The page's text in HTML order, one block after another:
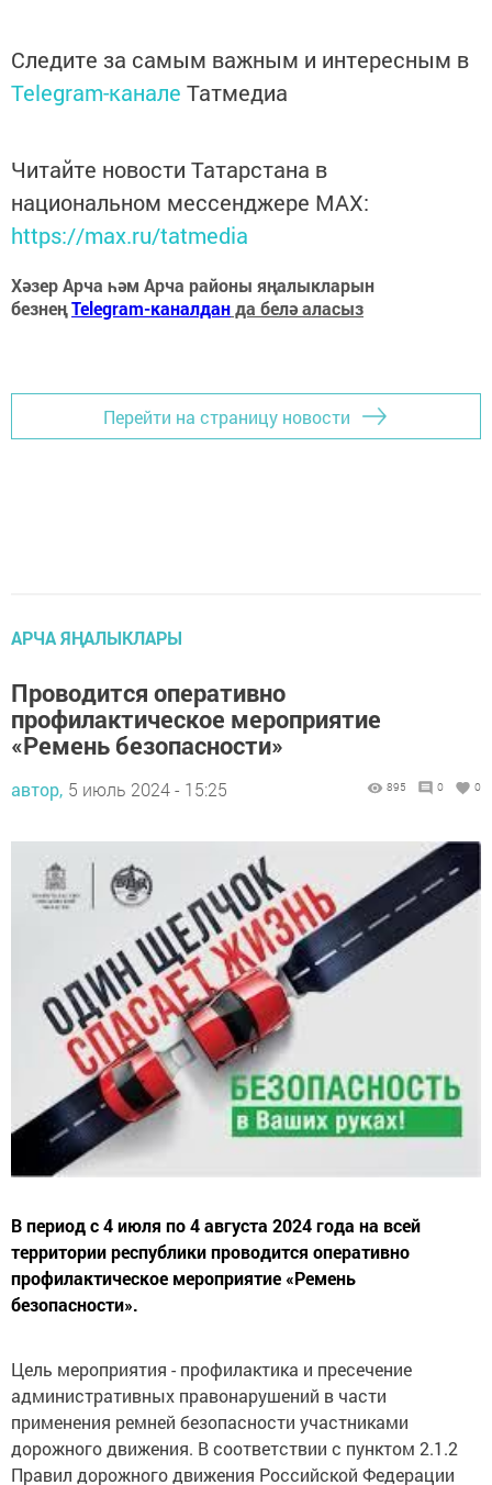
Следите за самым важным и интересным в
Telegram-канале Татмедиа
Читайте новости Татарстана в
национальном мессенджере MАХ:
https://max.ru/tatmedia
Хәзер Арча һәм Арча районы яңалыкларын
безнеңTelegram-каналданда белә аласыз
Перейти на страницу новости
АРЧА ЯҢАЛЫКЛАРЫ
Проводится оперативно
профилактическое мероприятие
«Ремень безопасности»
автор, 5 июль 2024 - 15:25 895 0 0
В период с 4 июля по 4 августа 2024 года на всей
территории республики проводится оперативно
профилактическое мероприятие «Ремень
безопасности».
Цель мероприятия - профилактика и пресечение
административных правонарушений в части
применения ремней безопасности участниками
дорожного движения. В соответствии с пунктом 2.1.2
Правил дорожного движения Российской Федерации